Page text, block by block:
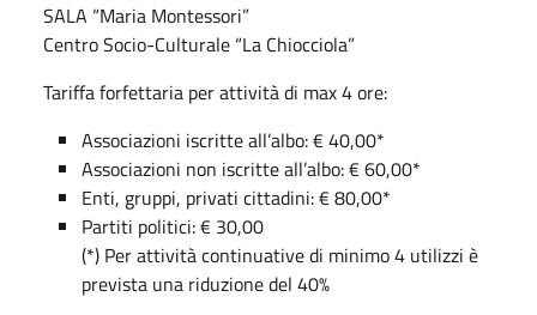
SALA “Maria Montessori”
Centro Socio-Culturale “La Chiocciola”
Tariffa forfettaria per attività di max 4 ore:
Associazioni iscritte all’albo: € 40,00*
Associazioni non iscritte all’albo: € 60,00*
Enti, gruppi, privati cittadini: € 80,00*
Partiti politici: € 30,00
(*) Per attività continuative di minimo 4 utilizzi è
prevista una riduzione del 40%